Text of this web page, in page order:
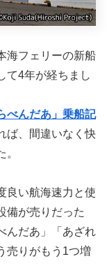
海フェリーの新船
て4年が経ちまし
べんだあ」乗船記
ば、間違いなく快
良い航海速力と使
備が売りだった
んだあ」「あざれ
売りがもう1つ増